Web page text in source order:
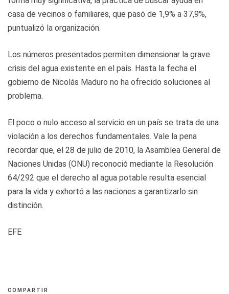
casa de vecinos o familiares, que pasó de 1,9% a 37,9%,
puntualizó la organización.
Los números presentados permiten dimensionar la grave
crisis del agua existente en el país. Hasta la fecha el
gobierno de Nicolás Maduro no ha ofrecido soluciones al
problema.
El poco o nulo acceso al servicio en un país se trata de una
violación a los derechos fundamentales. Vale la pena
recordar que, el 28 de julio de 2010, la Asamblea General de
Naciones Unidas (ONU) reconoció mediante la Resolución
64/292 que el derecho al agua potable resulta esencial
para la vida y exhortó a las naciones a garantizarlo sin
distinción.
EFE
COMPARTIR